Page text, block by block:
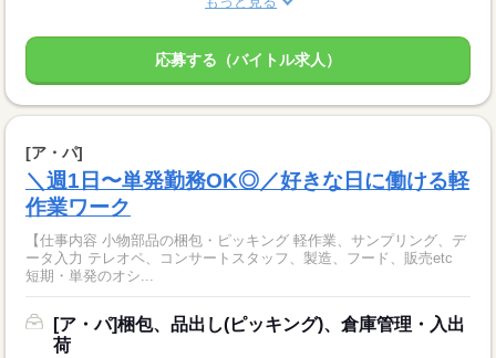
応募する（バイトル求人）
[ア・パ]
＼週1日〜単発勤務OK◎／好きな日に働ける軽
作業ワーク
【仕事内容 小物部品の梱包・ピッキング 軽作業、サンプリング、デ
ータ入力 テレオペ、コンサートスタッフ、製造、フード、販売etc
短期・単発のオシ...
[ア・パ]梱包、品出し(ピッキング)、倉庫管理・入出
荷